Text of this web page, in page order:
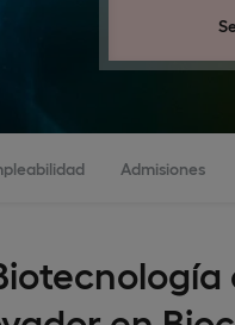
Admisiones